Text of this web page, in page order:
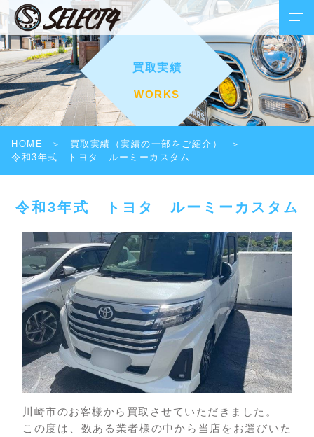
買取実績
WORKS
HOME
買取実績（実績の一部をご紹介）
令和3年式 トヨタ ルーミーカスタム
令和3年式 トヨタ ルーミーカスタム
川崎市のお客様から買取させていただきました。
この度は、数ある業者様の中から当店をお選びいた